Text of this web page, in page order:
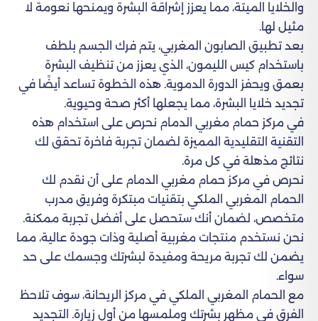
والخلايا الميتة، مما يعزز إشراقة البشرة ويمنحها نعومة لا
مثيل لها.
بعد تطبيق الصابون المغربي، يتم فرك الجسم بلطف
باستخدام كيس الليمون، الذي يعزز من تنظيف البشرة
بعمق ويحفز الدورة الدموية. هذه الخطوة تساعد أيضًا في
تجديد خلايا البشرة، مما يجعلها أكثر صحة وحيوية.
في مركز حمام مغربي الدمام نحرص على استخدام هذه
التقنية التقليدية المميزة لضمان تجربة فاخرة تحقق لك
نتائج مذهلة في كل مرة.
نحرص في مركز حمام مغربي الدمام على أن نقدم لك
الحمام المغربي الملكي بتقنيات مبتكرة وفريق مدرب
متخصص، لضمان أنك ستحصل على أفضل تجربة ممكنة.
نحن نستخدم منتجات مغربية أصلية وذات جودة عالية، مما
يضمن لك تجربة مريحة ومفيدة لبشرتك وجسمك على حد
سواء.
مع الحمام المغربي الملكي في مركز الريحانة، سوف تلاحظ
الفرق في مظهر بشرتك وملمسها من أول زيارة. التجديد